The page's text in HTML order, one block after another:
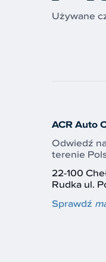
Używane
ACR Auto
Odwiedź
terenie
22-100
Rudka ul.
Sprawdź